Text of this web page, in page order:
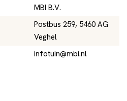
MBI B.V.
Postbus 259, 5460 AG
Veghel
infotuin@mbi.nl